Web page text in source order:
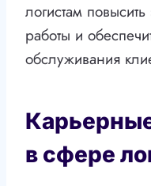
логистам
работы и
обслуживания
в сфере